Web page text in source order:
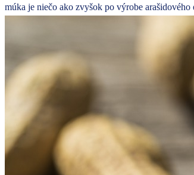
múka je niečo ako zvyšok po výrobe arašidového